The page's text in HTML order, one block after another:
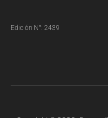
Edición N°: 2439